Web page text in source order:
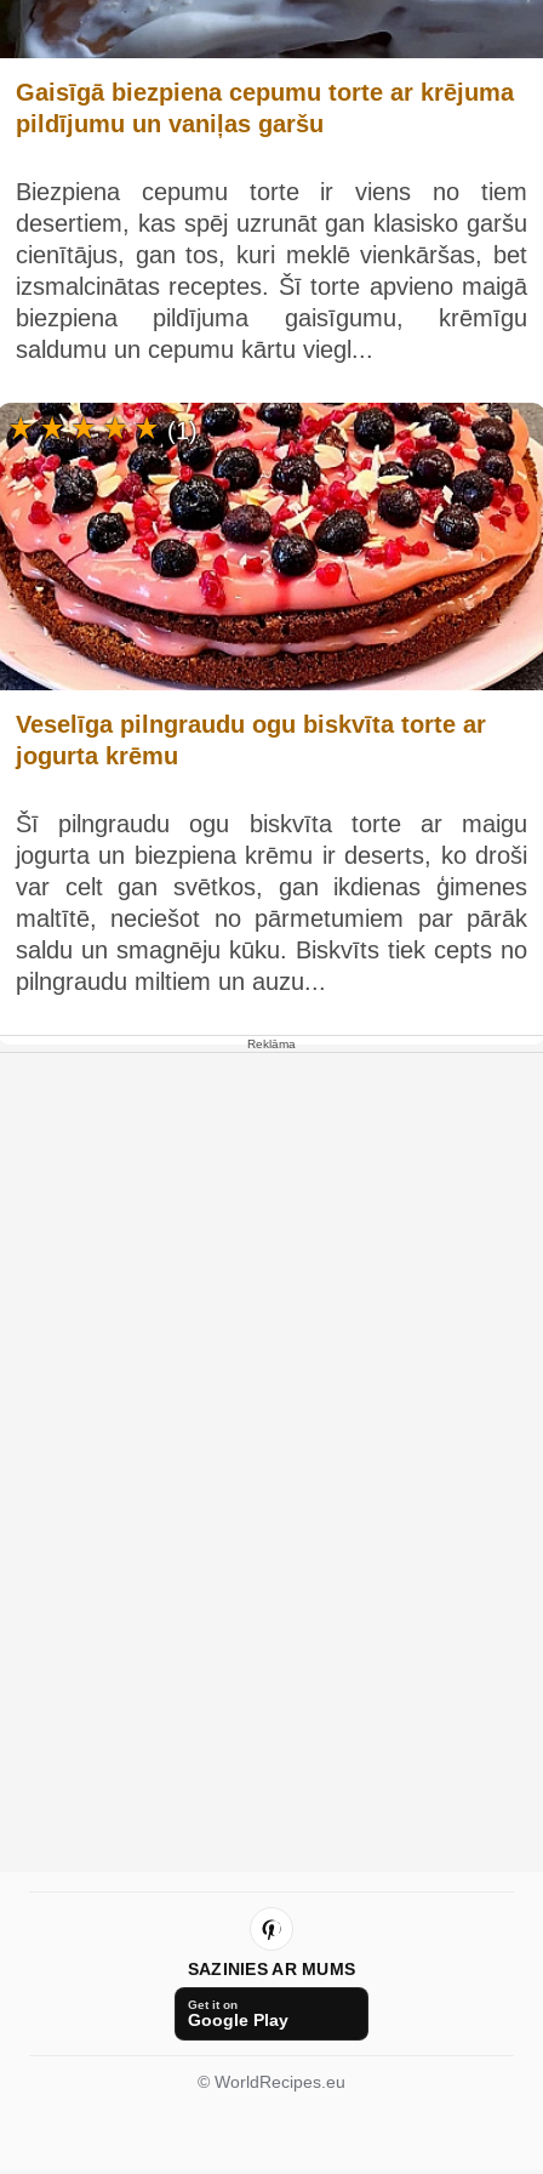
Gaisīgā biezpiena cepumu torte ar krējuma
pildījumu un vaniļas garšu
Biezpiena cepumu torte ir viens no tiem
desertiem, kas spēj uzrunāt gan klasisko garšu
cienītājus, gan tos, kuri meklē vienkāršas, bet
izsmalcinātas receptes. Šī torte apvieno maigā
biezpiena pildījuma gaisīgumu, krēmīgu
saldumu un cepumu kārtu viegl...
Veselīga pilngraudu ogu biskvīta torte ar
jogurta krēmu
Šī pilngraudu ogu biskvīta torte ar maigu
jogurta un biezpiena krēmu ir deserts, ko droši
var celt gan svētkos, gan ikdienas ģimenes
maltītē, neciešot no pārmetumiem par pārāk
saldu un smagnēju kūku. Biskvīts tiek cepts no
pilngraudu miltiem un auzu...
(1)
Reklāma
SAZINIES AR MUMS
Get it on
Google Play
© WorldRecipes.eu